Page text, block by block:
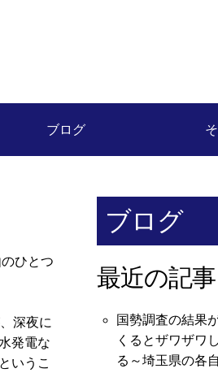
ブログ
ひとつ
深夜に
発電な
いうこ
ブログ
最近の記事
国勢調査の結果
くるとザワザワ
る～埼玉県の各